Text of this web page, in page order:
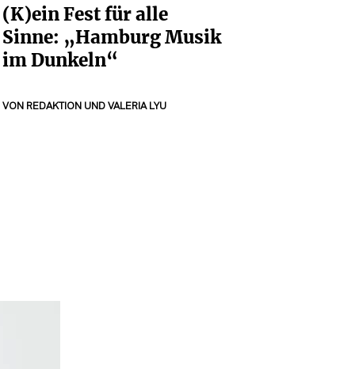
(K)ein Fest für alle
Sinne: „Hamburg Musik
im Dunkeln“
VON REDAKTION UNDVALERIA LYU